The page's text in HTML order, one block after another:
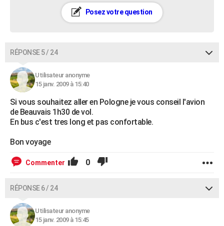
Posez votre question
RÉPONSE 5 / 24
Utilisateur anonyme
15 janv. 2009 à 15:40
Si vous souhaitez aller en Pologne je vous conseil l'avion
de Beauvais 1h30 de vol.
En bus c'est tres long et pas confortable.
Bon voyage
Commenter 0
RÉPONSE 6 / 24
Utilisateur anonyme
15 janv. 2009 à 15:45